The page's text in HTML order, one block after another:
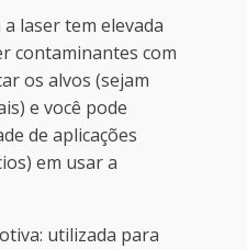
laser tem elevada
contaminantes com
os alvos (sejam
e você pode
de aplicações
em usar a
utilizada para